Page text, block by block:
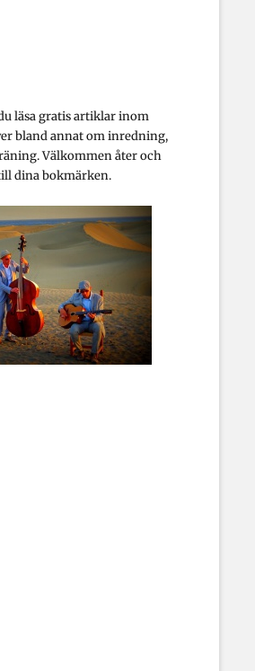
läsa gratis artiklar inom
bland annat om inredning,
Välkommen åter och
dina bokmärken.